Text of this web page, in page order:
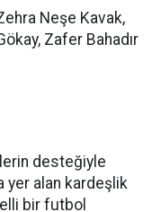
Neşe Kavak,
Zafer Bahadır
desteğiyle
yer alan kardeşlik
bir futbol